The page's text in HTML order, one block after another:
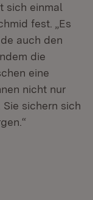
sich einmal
fest. „Es
auch den
die
eine
nicht nur
sichern sich